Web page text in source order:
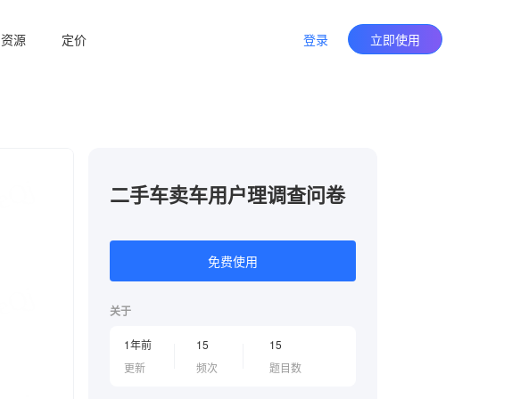
资源 定价 登录 立即使用
二手车卖车用户理调查问卷
免费使用
关于
1年前
更新
15
频次
15
题目数